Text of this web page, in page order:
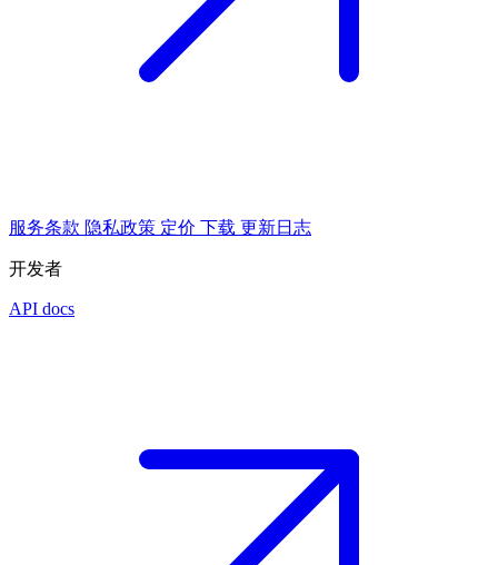
服务条款 隐私政策 定价 下载 更新日志
开发者
API docs